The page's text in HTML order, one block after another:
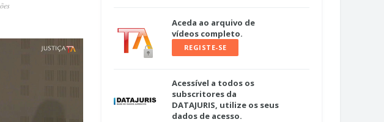
Aceda ao arquivo de
vídeos completo.
REGISTE-SE
Acessível a todos os
subscritores da
DATAJURIS, utilize os seus
dados de acesso.